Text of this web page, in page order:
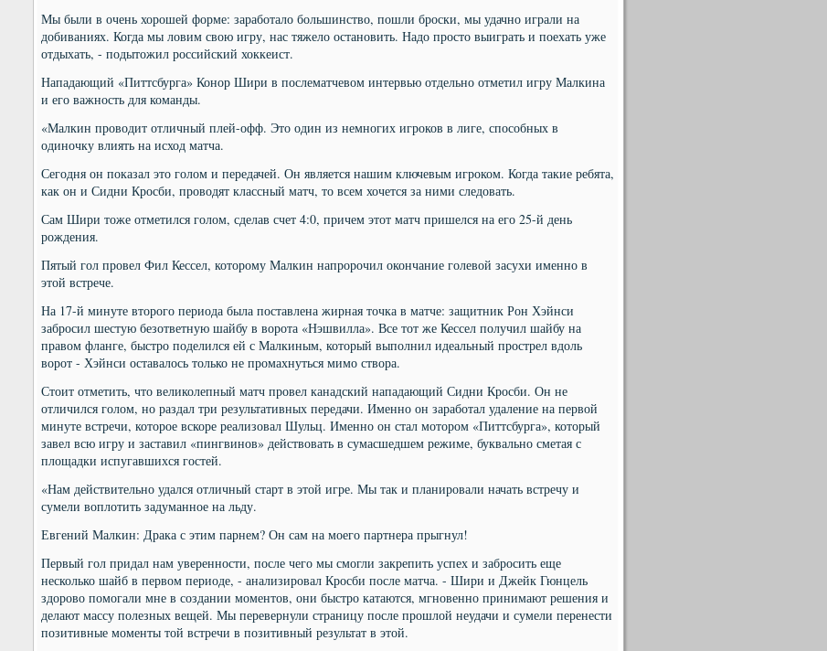
Мы были в очень хорошей форме: заработало большинство, пошли броски, мы удачно играли на
добиваниях. Когда мы ловим свою игру, нас тяжело остановить. Надо просто выиграть и поехать уже
отдыхать, - подытожил российский хоккеист.
Нападающий «Питтсбурга» Конор Шири в послематчевом интервью отдельно отметил игру Малкина
и его важность для команды.
«Малкин проводит отличный плей-офф. Это один из немногих игроков в лиге, способных в
одиночку влиять на исход матча.
Сегодня он показал это голом и передачей. Он является нашим ключевым игроком. Когда такие ребята,
как он и Сидни Кросби, проводят классный матч, то всем хочется за ними следовать.
Сам Шири тоже отметился голом, сделав счет 4:0, причем этот матч пришелся на его 25-й день
рождения.
Пятый гол провел Фил Кессел, которому Малкин напророчил окончание голевой засухи именно в
этой встрече.
На 17-й минуте второго периода была поставлена жирная точка в матче: защитник Рон Хэйнси
забросил шестую безответную шайбу в ворота «Нэшвилла». Все тот же Кессел получил шайбу на
правом фланге, быстро поделился ей с Малкиным, который выполнил идеальный прострел вдоль
ворот - Хэйнси оставалось только не промахнуться мимо створа.
Стоит отметить, что великолепный матч провел канадский нападающий Сидни Кросби. Он не
отличился голом, но раздал три результативных передачи. Именно он заработал удаление на первой
минуте встречи, которое вскоре реализовал Шульц. Именно он стал мотором «Питтсбурга», который
завел всю игру и заставил «пингвинов» действовать в сумасшедшем режиме, буквально сметая с
площадки испугавшихся гостей.
«Нам действительно удался отличный старт в этой игре. Мы так и планировали начать встречу и
сумели воплотить задуманное на льду.
Евгений Малкин: Драка с этим парнем? Он сам на моего партнера прыгнул!
Первый гол придал нам уверенности, после чего мы смогли закрепить успех и забросить еще
несколько шайб в первом периоде, - анализировал Кросби после матча. - Шири и Джейк Гюнцель
здорово помогали мне в создании моментов, они быстро катаются, мгновенно принимают решения и
делают массу полезных вещей. Мы перевернули страницу после прошлой неудачи и сумели перенести
позитивные моменты той встречи в позитивный результат в этой.